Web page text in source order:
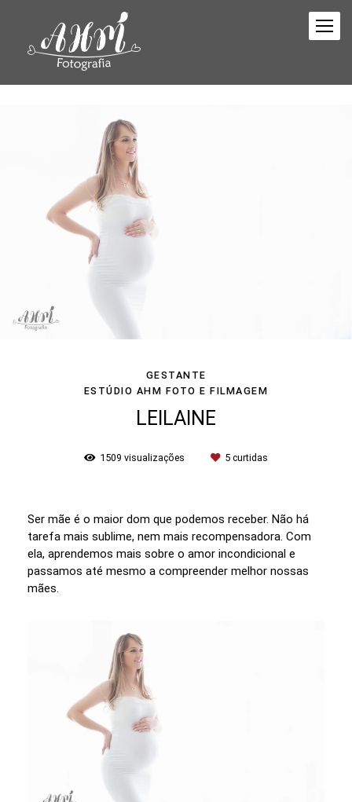
GESTANTE
ESTÚDIO AHM FOTO E FILMAGEM
LEILAINE
1509 visualizações 5 curtidas
Ser mãe é o maior dom que podemos receber. Não há
tarefa mais sublime, nem mais recompensadora. Com
ela, aprendemos mais sobre o amor incondicional e
passamos até mesmo a compreender melhor nossas
mães.